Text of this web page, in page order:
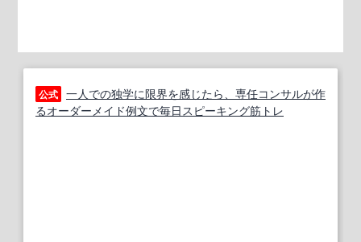
公式 一人での独学に限界を感じたら、専任コンサルが作
るオーダーメイド例文で毎日スピーキング筋トレ